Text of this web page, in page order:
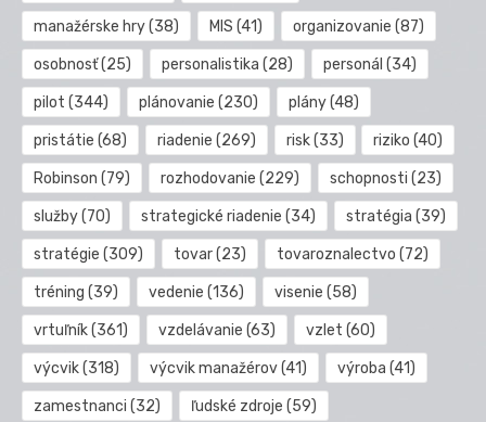
manažérske hry(38) MIS (41) organizovanie (87)
osobnosť(25) personalistika (28) personál (34)
pilot (344) plánovanie (230) plány(48)
pristátie (68) riadenie (269) risk(33) riziko (40)
Robinson (79) rozhodovanie (229) schopnosti (23)
služby(70) strategické riadenie (34) stratégia (39)
stratégie (309) tovar(23) tovaroznalectvo (72)
tréning (39) vedenie (136) visenie (58)
vrtuľník(361) vzdelávanie (63) vzlet (60)
výcvik(318) výcvik manažérov(41) výroba (41)
zamestnanci (32) ľudské zdroje (59)